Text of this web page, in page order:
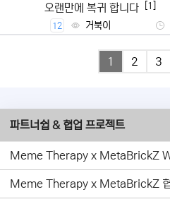
오랜만에 복귀 합니다 [1]
12 거북이
1 2 3
파트너쉽 & 협업 프로젝트